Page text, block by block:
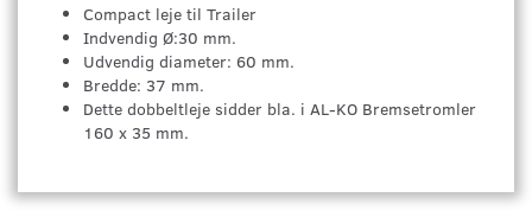
Compact leje til Trailer
Indvendig Ø:30 mm.
Udvendig diameter: 60 mm.
Bredde: 37 mm.
Dette dobbeltleje sidder bla. i AL-KO Bremsetromler
160 x 35 mm.